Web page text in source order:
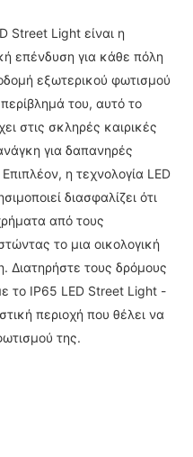
Street Light είναι η
επένδυση για κάθε πόλη
εξωτερικού φωτισμού
του, αυτό το
στις σκληρές καιρικές
για δαπανηρές
η τεχνολογία LED
διασφαλίζει ότι
από τους
το μια οικολογική
Διατηρήστε τους δρόμους
το IP65 LED Street Light -
περιοχή που θέλει να
της.